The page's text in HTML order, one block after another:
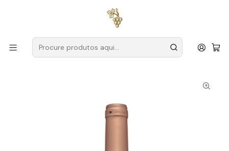
para encomendas a partir de
Produtores Lisboa
Quinta de Chocapalha
Quinta de Chocapalha Reserva 2023 Lisboa Rosé 75cl